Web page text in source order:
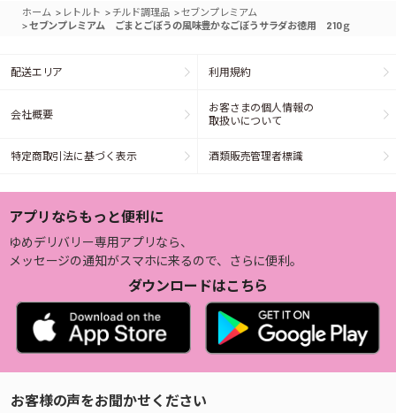
ホーム > レトルト >チルド調理品 >セブンプレミアム
>セブンプレミアム ごまとごぼうの風味豊かなごぼうサラダお徳用 210ｇ
配送エリア 利用規約
会社概要
お客さまの個人情報の
取扱いについて
特定商取引法に基づく表示 酒類販売管理者標識
アプリならもっと便利に
ゆめデリバリー専用アプリなら、
メッセージの通知がスマホに来るので、さらに便利。
ダウンロードはこちら
お客様の声をお聞かせください